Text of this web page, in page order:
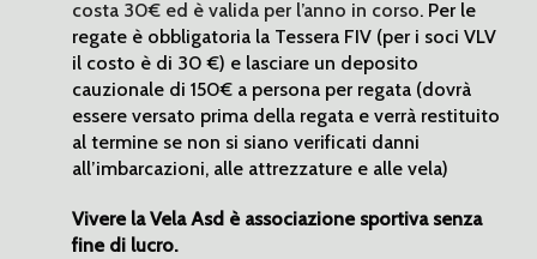
costa 30€ ed è valida per l’anno in corso. Per le
regate è obbligatoria la Tessera FIV (per i soci VLV
il costo è di 30 €) e lasciare un deposito
cauzionale di 150€ a persona per regata (dovrà
essere versato prima della regata e verrà restituito
al termine se non si siano verificati danni
all’imbarcazioni, alle attrezzature e alle vela)
Vivere la Vela Asd è associazione sportiva senza
fine di lucro.